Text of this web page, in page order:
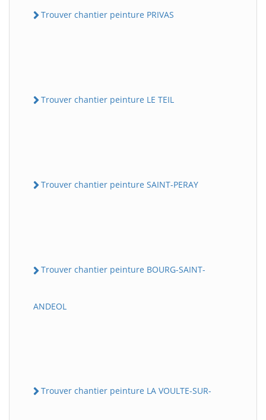
Trouver chantier peinture PRIVAS
Trouver chantier peinture LE TEIL
Trouver chantier peinture SAINT-PERAY
Trouver chantier peinture BOURG-SAINT-
ANDEOL
Trouver chantier peinture LA VOULTE-SUR-